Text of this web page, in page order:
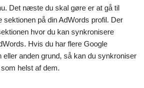
Det næste du skal gøre er at gå til
sektionen på din AdWords profil. Der
hvor du kan synkronisere
Hvis du har flere Google
eller anden grund, så kan du synkroniser
helst af dem.